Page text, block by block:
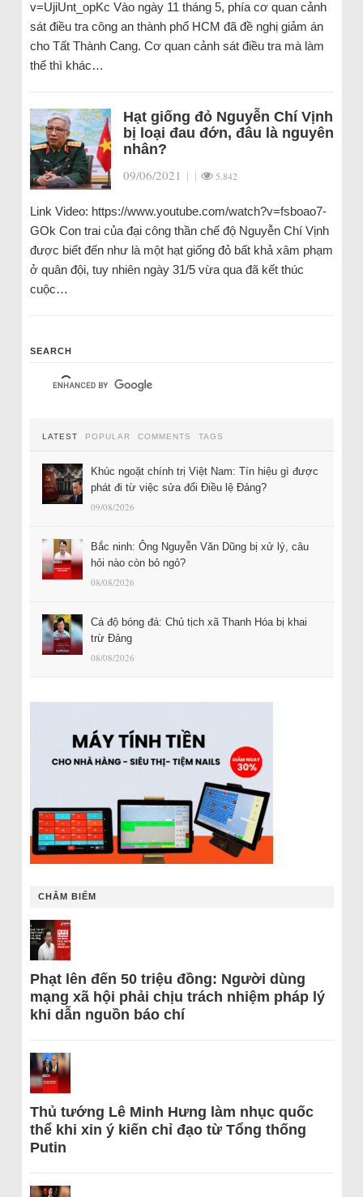
v=UjiUnt_opKc Vào ngày 11 tháng 5, phía cơ quan cảnh
sát điều tra công an thành phố HCM đã đề nghị giảm án
cho Tất Thành Cang. Cơ quan cảnh sát điều tra mà làm
thế thì khác…
Hạt giống đỏ Nguyễn Chí Vịnh
bị loại đau đớn, đâu là nguyên
nhân?
09/06/2021 | | 5.842
Link Video: https://www.youtube.com/watch?v=fsboao7-
GOk Con trai của đại công thần chế độ Nguyễn Chí Vịnh
được biết đến như là một hạt giống đỏ bất khả xâm phạm
ở quân đội, tuy nhiên ngày 31/5 vừa qua đã kết thúc
cuộc…
SEARCH
LATEST POPULAR COMMENTS TAGS
Khúc ngoặt chính trị Việt Nam: Tín hiệu gì được
phát đi từ việc sửa đổi Điều lệ Đảng?
09/08/2026
Bắc ninh: Ông Nguyễn Văn Dũng bị xử lý, câu
hỏi nào còn bỏ ngỏ?
08/08/2026
Cá độ bóng đá: Chủ tịch xã Thanh Hóa bị khai
trừ Đảng
08/08/2026
CHÂM BIẾM
Phạt lên đến 50 triệu đồng: Người dùng
mạng xã hội phải chịu trách nhiệm pháp lý
khi dẫn nguồn báo chí
Thủ tướng Lê Minh Hưng làm nhục quốc
thể khi xin ý kiến chỉ đạo từ Tổng thống
Putin